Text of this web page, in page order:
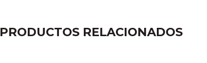
PRODUCTOS RELACIONADOS